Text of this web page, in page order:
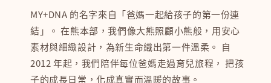
MY+DNA 的名字來自「爸媽一起給孩子的第一份連
結」。 在熊本部，我們像大熊照顧小熊般，用安心
素材與細緻設計，為新生命織出第一件溫柔。 自
2012 年起，我們陪伴每位爸媽走過育兒旅程， 把孩
子的成長日常，化成真實而溫暖的故事。